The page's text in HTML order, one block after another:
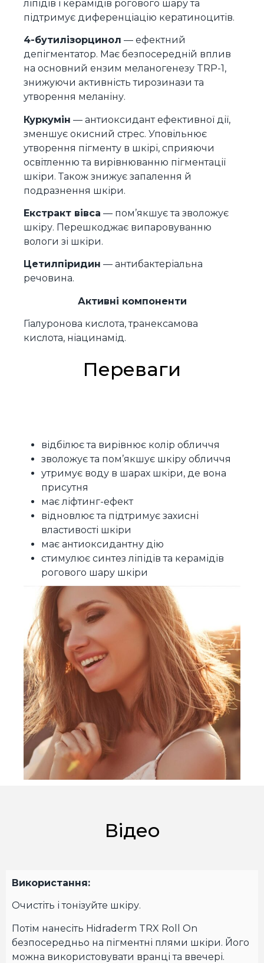
ліпідів і керамідів рогового шару та
підтримує диференціацію кератиноцитів.
4-бутилізорцинол — ефектний
депігментатор. Має безпосередній вплив
на основний ензим меланогенезу TRP-1,
знижуючи активність тирозинази та
утворення меланіну.
Куркумін — антиоксидант ефективної дії,
зменшує окисний стрес. Уповільнює
утворення пігменту в шкірі, сприяючи
освітленню та вирівнюванню пігментації
шкіри. Також знижує запалення й
подразнення шкіри.
Екстракт вівса — пом’якшує та зволожує
шкіру. Перешкоджає випаровуванню
вологи зі шкіри.
Цетилпіридин — антибактеріальна
речовина.
Активні компоненти
Гіалуронова кислота, транексамова
кислота, ніацинамід.
Переваги
відбілює та вирівнює колір обличчя
зволожує та пом’якшує шкіру обличчя
утримує воду в шарах шкіри, де вона
присутня
має ліфтинг-ефект
відновлює та підтримує захисні
властивості шкіри
має антиоксидантну дію
стимулює синтез ліпідів та керамідів
рогового шару шкіри
Відео
Використання:
Очистіть і тонізуйте шкіру.
Потім нанесіть Hidraderm TRX Roll On
безпосередньо на пігментні плями шкіри. Його
можна використовувати вранці та ввечері.